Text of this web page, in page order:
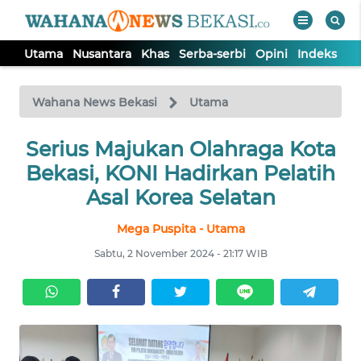
Utama Nusantara Khas Serba-serbi Opini Indeks
Wahana News Bekasi Utama
Serius Majukan Olahraga Kota
Bekasi, KONI Hadirkan Pelatih
Asal Korea Selatan
Mega Puspita - Utama
Sabtu, 2 November 2024 - 21:17 WIB
TV
Tutup
UTAMA
NUSANTARA
SERBA-
SERBI
OPINI